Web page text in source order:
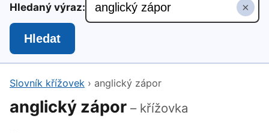
Hledaný výraz: ×
Hledat
Slovník křížovek › anglický zápor
anglický zápor – křížovka